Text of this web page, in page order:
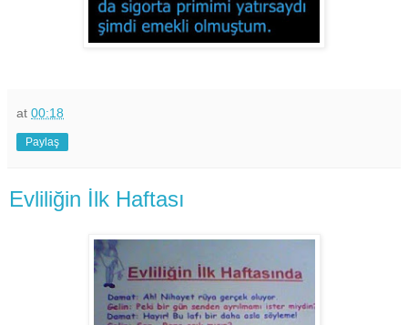
at 00:18
Paylaş
Evliliğin İlk Haftası